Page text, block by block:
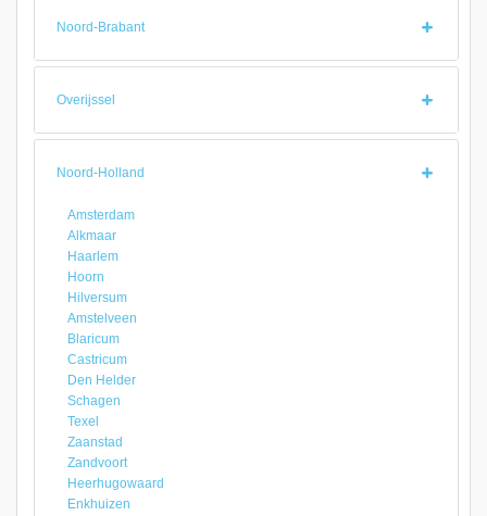
Noord-Brabant
Overijssel
Noord-Holland
Amsterdam
Alkmaar
Haarlem
Hoorn
Hilversum
Amstelveen
Blaricum
Castricum
Den Helder
Schagen
Texel
Zaanstad
Zandvoort
Heerhugowaard
Enkhuizen